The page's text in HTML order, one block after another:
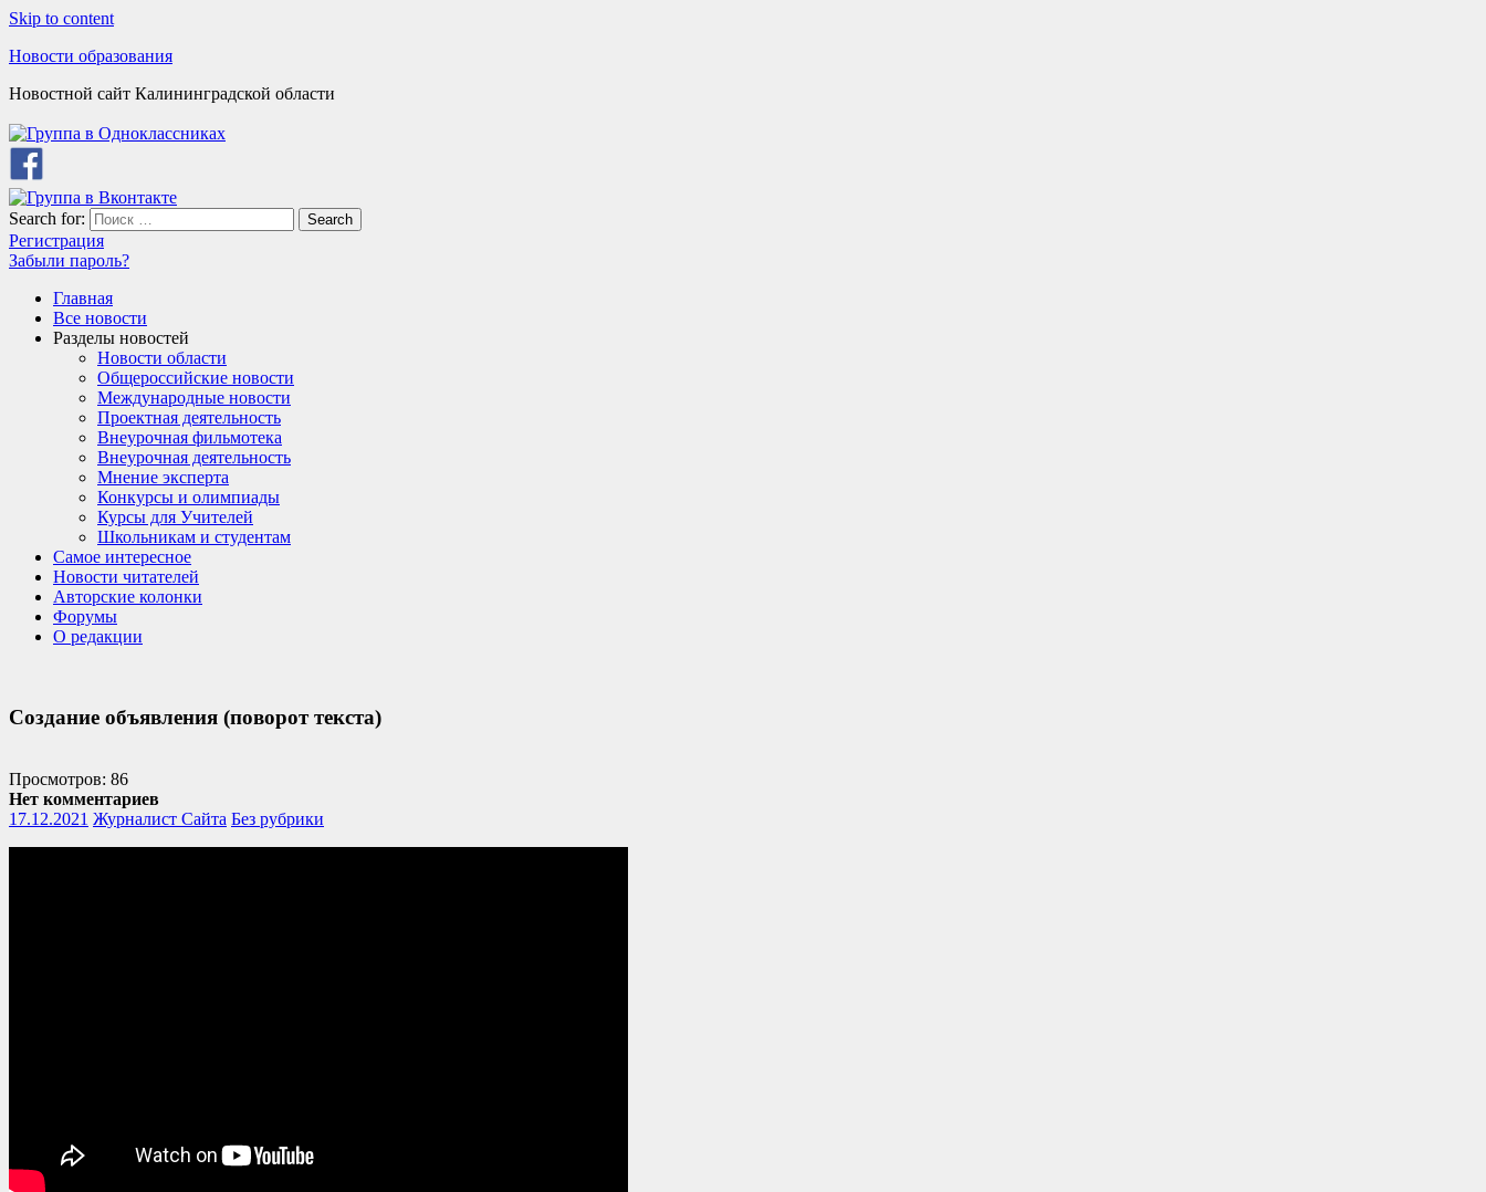
Skip to content
Новости образования
Новостной сайт Калининградской области
Search for: Search
Регистрация
Забыли пароль?
Главная
Все новости
Разделы новостей
Новости области
Общероссийские новости
Международные новости
Проектная деятельность
Внеурочная фильмотека
Внеурочная деятельность
Мнение эксперта
Конкурсы и олимпиады
Курсы для Учителей
Школьникам и студентам
Самое интересное
Новости читателей
Авторские колонки
Форумы
О редакции
Создание объявления (поворот текста)
Просмотров: 86
Нет комментариев
17.12.2021 Журналист Сайта Без рубрики